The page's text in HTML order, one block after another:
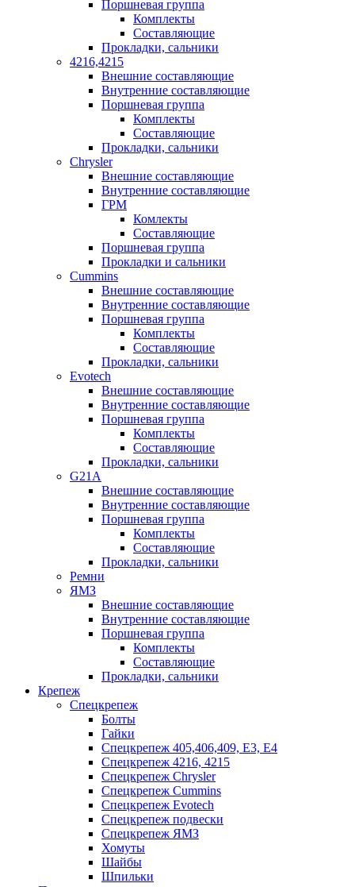
Поршневая группа
Комплекты
Составляющие
Прокладки, сальники
4216,4215
Внешние составляющие
Внутренние составляющие
Поршневая группа
Комплекты
Составляющие
Прокладки, сальники
Chrysler
Внешние составляющие
Внутренние составляющие
ГРМ
Комлекты
Составляющие
Поршневая группа
Прокладки и сальники
Cummins
Внешние составляющие
Внутренние составляющие
Поршневая группа
Комплекты
Составляющие
Прокладки, сальники
Evotech
Внешние составляющие
Внутренние составляющие
Поршневая группа
Комплекты
Составляющие
Прокладки, сальники
G21A
Внешние составляющие
Внутренние составляющие
Поршневая группа
Комплекты
Составляющие
Прокладки, сальники
Ремни
ЯМЗ
Внешние составляющие
Внутренние составляющие
Поршневая группа
Комплекты
Составляющие
Прокладки, сальники
Крепеж
Спецкрепеж
Болты
Гайки
Спецкрепеж 405,406,409, Е3, Е4
Спецкрепеж 4216, 4215
Спецкрепеж Chrysler
Спецкрепеж Cummins
Спецкрепеж Evotech
Спецкрепеж подвески
Спецкрепеж ЯМЗ
Хомуты
Шайбы
Шпильки